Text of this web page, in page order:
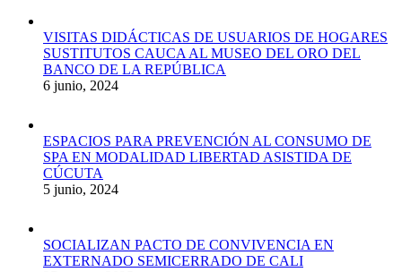
VISITAS DIDÁCTICAS DE USUARIOS DE HOGARES
SUSTITUTOS CAUCA AL MUSEO DEL ORO DEL
BANCO DE LA REPÚBLICA
6 junio, 2024
ESPACIOS PARA PREVENCIÓN AL CONSUMO DE
SPA EN MODALIDAD LIBERTAD ASISTIDA DE
CÚCUTA
5 junio, 2024
SOCIALIZAN PACTO DE CONVIVENCIA EN
EXTERNADO SEMICERRADO DE CALI